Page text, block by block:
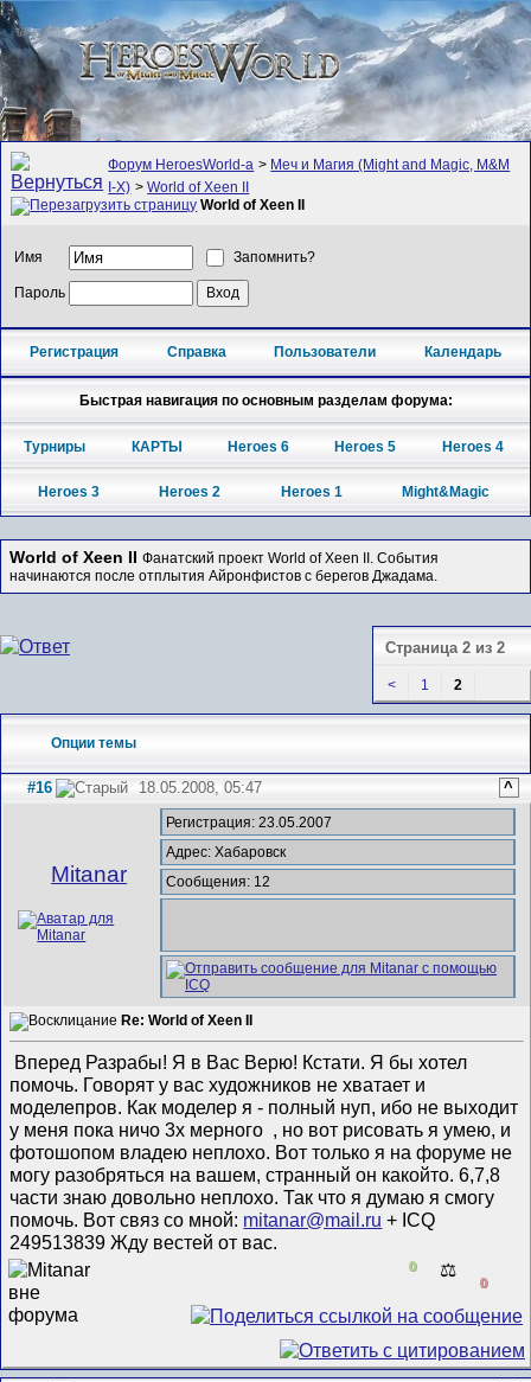
Форум HeroesWorld-а > Меч и Магия (Might and Magic, M&M
I-X) >World of Xeen II
World of Xeen II
Имя Запомнить?
Пароль
Регистрация Справка Пользователи Календарь
Быстрая навигация по основным разделам форума:
Турниры КАРТЫ Heroes 6 Heroes 5 Heroes 4
Heroes 3 Heroes 2 Heroes 1 Might&Magic
World of Xeen II Фанатский проект World of Xeen II. События
начинаются после отплытия Айронфистов с берегов Джадама.
Страница 2 из 2
< 1 2
Опции темы
#16 18.05.2008, 05:47 ^
Mitanar
Регистрация: 23.05.2007
Адрес: Хабаровск
Сообщения: 12
Re: World of Xeen II
Вперед Разрабы! Я в Вас Верю! Кстати. Я бы хотел
помочь. Говорят у вас художников не хватает и
моделепров. Как моделер я - полный нуп, ибо не выходит
у меня пока ничо 3х мерного , но вот рисовать я умею, и
фотошопом владею неплохо. Вот только я на форуме не
могу разобряться на вашем, странный он какойто. 6,7,8
части знаю довольно неплохо. Так что я думаю я смогу
помочь. Вот связ со мной: mitanar@mail.ru + ICQ
249513839 Жду вестей от вас.
0 ⚖️
0